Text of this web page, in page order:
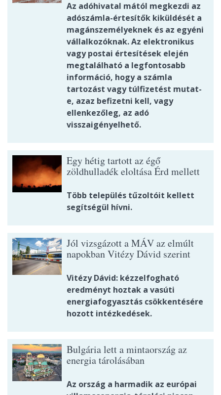
Az adóhivatal mától megkezdi az
adószámla-értesítők kiküldését a
magánszemélyeknek és az egyéni
vállalkozóknak. Az elektronikus
vagy postai értesítések elején
megtalálható a legfontosabb
információ, hogy a számla
tartozást vagy túlfizetést mutat-
e, azaz befizetni kell, vagy
ellenkezőleg, az adó
visszaigényelhető.
Egy hétig tartott az égő
zöldhulladék eloltása Érd mellett
Több település tűzoltóit kellett
segítségül hívni.
Jól vizsgázott a MÁV az elmúlt
napokban Vitézy Dávid szerint
Vitézy Dávid: kézzelfogható
eredményt hoztak a vasúti
energiafogyasztás csökkentésére
hozott intézkedések.
Bulgária lett a mintaország az
energia tárolásában
Az ország a harmadik az európai